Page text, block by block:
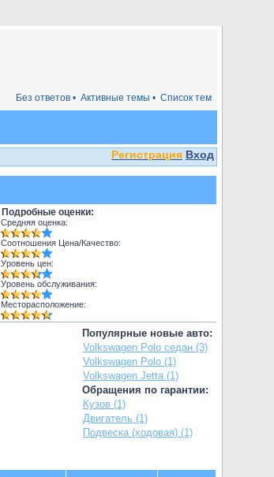
Список тем
Активные темы •
Без ответов •
Регистрация Вход
Подробные оценки:
Средняя оценка:
Соотношения Цена/Качество:
Уровень цен:
Уровень обслуживания:
Месторасположение:
Популярные новые авто:
Volkswagen Polo седан (3)
Volkswagen Polo (1)
Volkswagen Jetta (1)
Обращения по гарантии:
Кузов (1)
Двигатель (1)
Подвеска (ходовая) (1)